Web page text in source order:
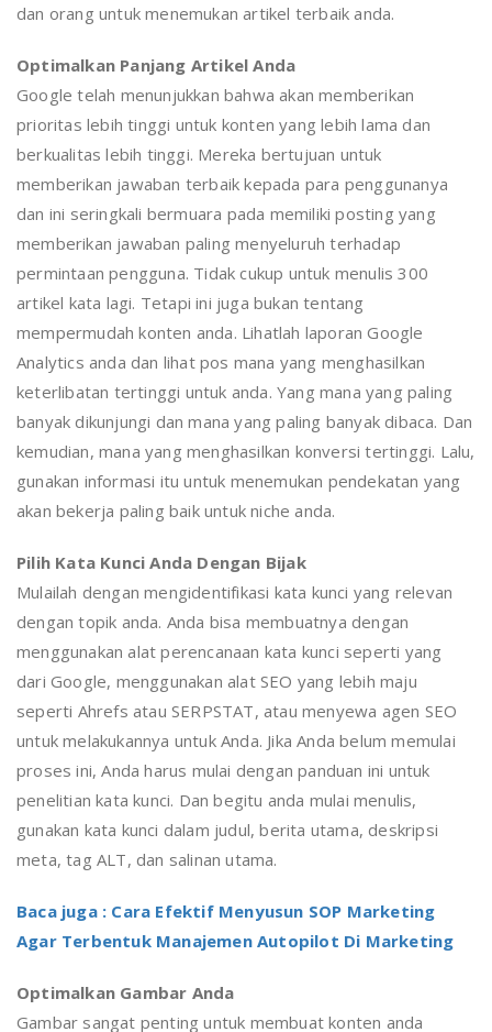
dan orang untuk menemukan artikel terbaik anda.
Optimalkan Panjang Artikel Anda
Google telah menunjukkan bahwa akan memberikan
prioritas lebih tinggi untuk konten yang lebih lama dan
berkualitas lebih tinggi. Mereka bertujuan untuk
memberikan jawaban terbaik kepada para penggunanya
dan ini seringkali bermuara pada memiliki posting yang
memberikan jawaban paling menyeluruh terhadap
permintaan pengguna. Tidak cukup untuk menulis 300
artikel kata lagi. Tetapi ini juga bukan tentang
mempermudah konten anda. Lihatlah laporan Google
Analytics anda dan lihat pos mana yang menghasilkan
keterlibatan tertinggi untuk anda. Yang mana yang paling
banyak dikunjungi dan mana yang paling banyak dibaca. Dan
kemudian, mana yang menghasilkan konversi tertinggi. Lalu,
gunakan informasi itu untuk menemukan pendekatan yang
akan bekerja paling baik untuk niche anda.
Pilih Kata Kunci Anda Dengan Bijak
Mulailah dengan mengidentifikasi kata kunci yang relevan
dengan topik anda. Anda bisa membuatnya dengan
menggunakan alat perencanaan kata kunci seperti yang
dari Google, menggunakan alat SEO yang lebih maju
seperti Ahrefs atau SERPSTAT, atau menyewa agen SEO
untuk melakukannya untuk Anda. Jika Anda belum memulai
proses ini, Anda harus mulai dengan panduan ini untuk
penelitian kata kunci. Dan begitu anda mulai menulis,
gunakan kata kunci dalam judul, berita utama, deskripsi
meta, tag ALT, dan salinan utama.
Baca juga : Cara Efektif Menyusun SOP Marketing
Agar Terbentuk Manajemen Autopilot Di Marketing
Optimalkan Gambar Anda
Gambar sangat penting untuk membuat konten anda